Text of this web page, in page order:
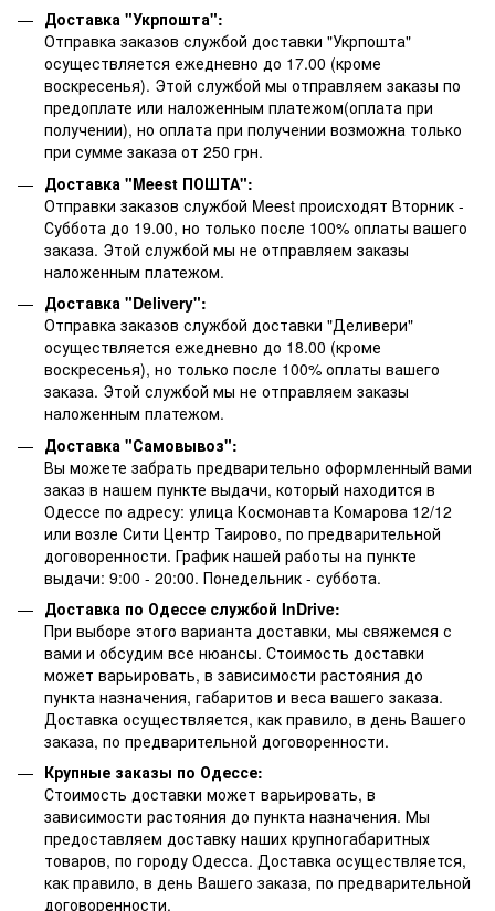
Доставка "Укрпошта":
Отправка заказов службой доставки "Укрпошта"
осуществляется ежедневно до 17.00 (кроме
воскресенья). Этой службой мы отправляем заказы по
предоплате или наложенным платежом(оплата при
получении), но оплата при получении возможна только
при сумме заказа от 250 грн.
Доставка "Meest ПОШТА":
Отправки заказов службой Meest происходят Вторник -
Суббота до 19.00, но только после 100% оплаты вашего
заказа. Этой службой мы не отправляем заказы
наложенным платежом.
Доставка "Delivery":
Отправка заказов службой доставки "Деливери"
осуществляется ежедневно до 18.00 (кроме
воскресенья), но только после 100% оплаты вашего
заказа. Этой службой мы не отправляем заказы
наложенным платежом.
Доставка "Самовывоз":
Вы можете забрать предварительно оформленный вами
заказ в нашем пункте выдачи, который находится в
Одессе по адресу: улица Космонавта Комарова 12/12
или возле Сити Центр Таирово, по предварительной
договоренности. График нашей работы на пункте
выдачи: 9:00 - 20:00. Понедельник - суббота.
Доставка по Одессе службой InDrive:
При выборе этого варианта доставки, мы свяжемся с
вами и обсудим все нюансы. Стоимость доставки
может варьировать, в зависимости растояния до
пункта назначения, габаритов и веса вашего заказа.
Доставка осуществляется, как правило, в день Вашего
заказа, по предварительной договоренности.
Крупные заказы по Одессе:
Стоимость доставки может варьировать, в
зависимости растояния до пункта назначения. Мы
предоставляем доставку наших крупногабаритных
товаров, по городу Одесса. Доставка осуществляется,
как правило, в день Вашего заказа, по предварительной
договоренности.